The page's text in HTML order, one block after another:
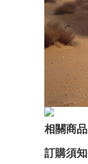
相關商品
訂購須知